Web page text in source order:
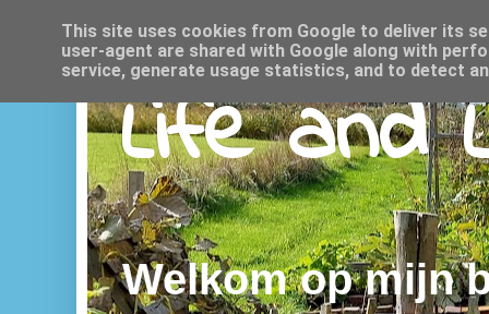
Life and
Welkom op mijn
This site uses cookies from Google to deliver its
user-agent are shared with Google along with
service, generate usage statistics, and to detect